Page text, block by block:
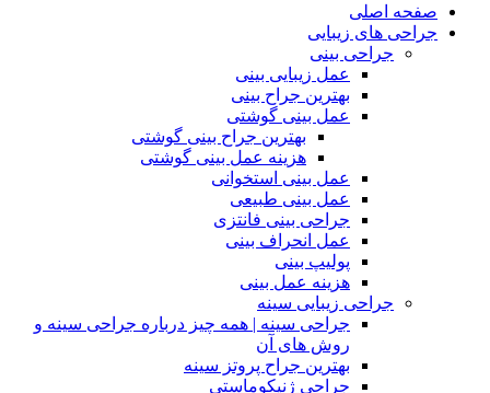
صفحه اصلی
جراحی های زیبایی
جراحی بینی
عمل زیبایی بینی
بهترین جراح بینی
عمل بینی گوشتی
بهترین جراح بینی گوشتی
هزینه عمل بینی گوشتی
عمل بینی استخوانی
عمل بینی طبیعی
جراحی بینی فانتزی
عمل انحراف بینی
پولیپ بینی
هزینه عمل بینی
جراحی زیبایی سینه
جراحی سینه | همه چیز درباره جراحی سینه و
روش های آن
بهترین جراح پروتز سینه
جراحی ژنیکوماستی